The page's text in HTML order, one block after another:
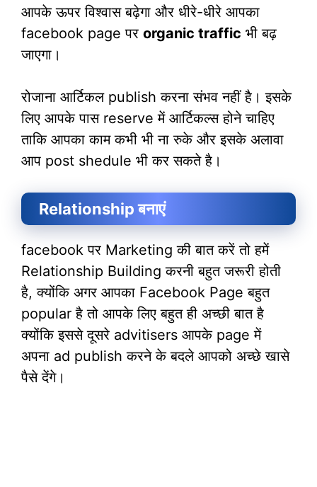
आपके ऊपर विश्वास बढ़ेगा और धीरे-धीरे आपका
facebook page पर organic traffic भी बढ़
जाएगा।
रोजाना आर्टिकल publish करना संभव नहीं है। इसके
लिए आपके पास reserve में आर्टिकल्स होने चाहिए
ताकि आपका काम कभी भी ना रुके और इसके अलावा
आप post shedule भी कर सकते है।
Relationship बनाएं
facebook पर Marketing की बात करें तो हमें
Relationship Building करनी बहुत जरूरी होती
है, क्योंकि अगर आपका Facebook Page बहुत
popular है तो आपके लिए बहुत ही अच्छी बात है
क्योंकि इससे दूसरे advitisers आपके page में
अपना ad publish करने के बदले आपको अच्छे खासे
पैसे देंगे।